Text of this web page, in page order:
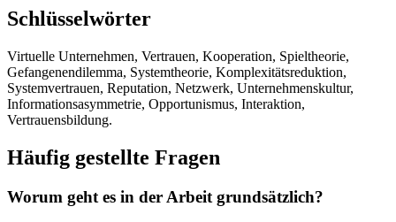
Schlüsselwörter
Virtuelle Unternehmen, Vertrauen, Kooperation, Spieltheorie,
Gefangenendilemma, Systemtheorie, Komplexitätsreduktion,
Systemvertrauen, Reputation, Netzwerk, Unternehmenskultur,
Informationsasymmetrie, Opportunismus, Interaktion,
Vertrauensbildung.
Häufig gestellte Fragen
Worum geht es in der Arbeit grundsätzlich?